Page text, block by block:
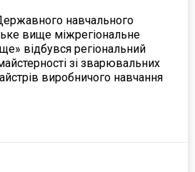
навчального
вище міжрегіональне
відбувся регіональний
зі зварювальних
виробничого навчання